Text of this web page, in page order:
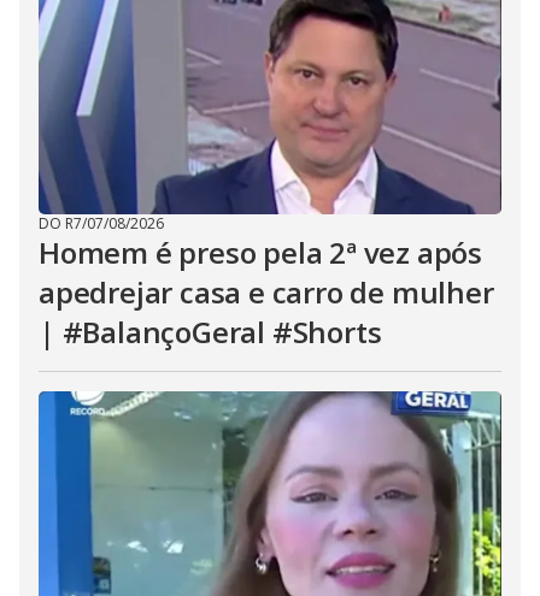
DO R7/07/08/2026
Homem é preso pela 2ª vez após
apedrejar casa e carro de mulher
| #BalançoGeral #Shorts